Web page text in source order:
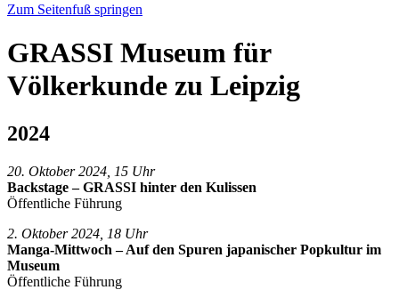
Zum Seitenfuß springen
GRASSI Museum für
Völkerkunde zu Leipzig
2024
20. Oktober 2024, 15 Uhr
Backstage – GRASSI hinter den Kulissen
Öffentliche Führung
2. Oktober 2024, 18 Uhr
Manga-Mittwoch – Auf den Spuren japanischer Popkultur im
Museum
Öffentliche Führung